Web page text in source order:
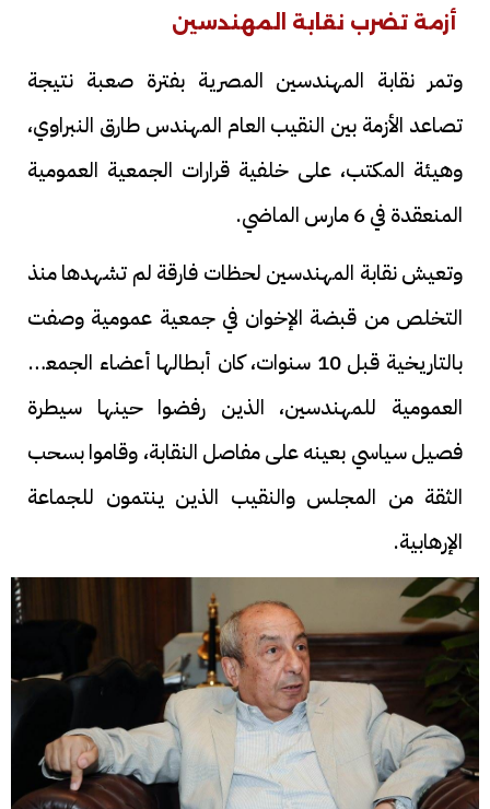
أزمة تضرب نقابة المهندسين
وتمر نقابة المهندسين المصرية بفترة صعبة نتيجة
تصاعد الأزمة بين النقيب العام المهندس طارق النبراوي،
وهيئة المكتب، على خلفية قرارات الجمعية العمومية
المنعقدة في 6 مارس الماضي.
وتعيش نقابة المهندسين لحظات فارقة لم تشهدها منذ
التخلص من قبضة الإخوان في جمعية عمومية وصفت
بالتاريخية قبل 10 سنوات، كان أبطالها أعضاء الجمعية
العمومية للمهندسين، الذين رفضوا حينها سيطرة
فصيل سياسي بعينه على مفاصل النقابة، وقاموا بسحب
الثقة من المجلس والنقيب الذين ينتمون للجماعة
الإرهابية.